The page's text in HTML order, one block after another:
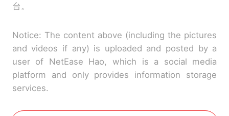
台。
Notice: The content above (including the pictures
and videos if any) is uploaded and posted by a
user of NetEase Hao, which is a social media
platform and only provides information storage
services.